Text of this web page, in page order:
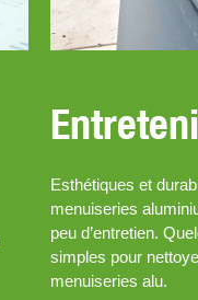
Esthétiques et
menuiseries
peu d’entretien.
simples pour
menuiseries alu.